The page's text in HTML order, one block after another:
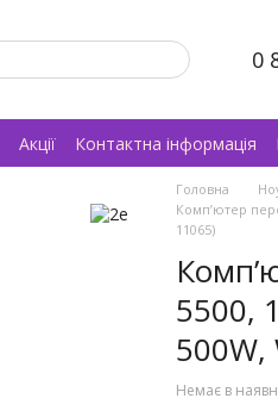
0
Акції Контактна інформація
Головна
Комп’ютер
11065)
5500,
500W,
Немає в